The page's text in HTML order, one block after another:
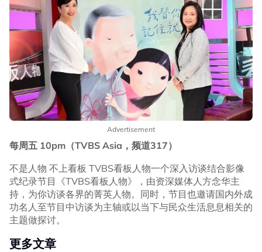
Advertisement
每周五 10pm（TVBS Asia，频道317）
不是人物 不上看板 TVBS看板人物一个深入访谈结合影像
式纪录节目《TVBS看板人物》，由资深媒体人方念华主
持，为你访谈各界的菁英人物。同时，节目也邀请国内外成
功名人至节目中访谈为主轴或以当下与民众生活息息相关的
主题做探讨。
更多文章